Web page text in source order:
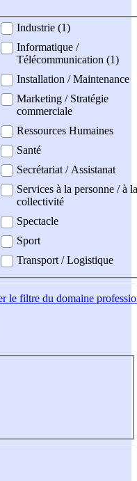
Industrie (1)
Informatique /
Télécommunication (1)
Installation / Maintenance
Marketing / Stratégie
commerciale
Ressources Humaines
Santé
Secrétariat / Assistanat
Services à la personne / à la
collectivité
Spectacle
Sport
Transport / Logistique
le filtre du domaine